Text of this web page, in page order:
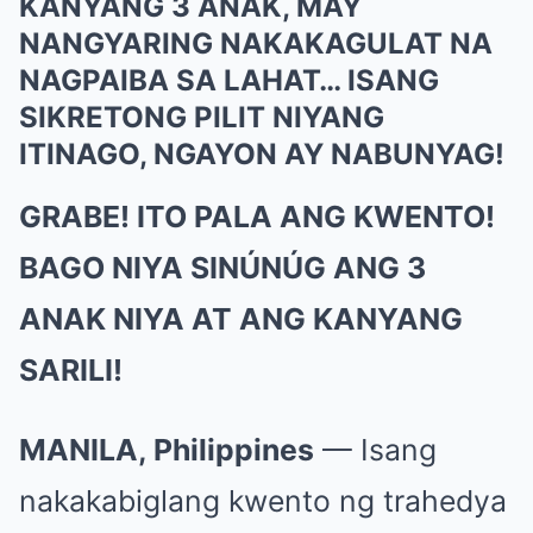
NANGYARING NAKAKAGULAT NA
NAGPAIBA SA LAHAT… ISANG
SIKRETONG PILIT NIYANG
ITINAGO, NGAYON AY NABUNYAG!
GRABE! ITO PALA ANG KWENTO!
BAGO NIYA SINÚNÚG ANG 3
ANAK NIYA AT ANG KANYANG
SARILI!
MANILA, Philippines — Isang
nakakabiglang kwento ng trahedya